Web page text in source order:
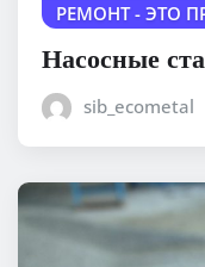
РЕМОНТ - ЭТО
Насосные
sib_ecometal